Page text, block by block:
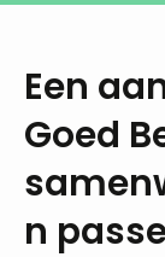
Een
Goed
n